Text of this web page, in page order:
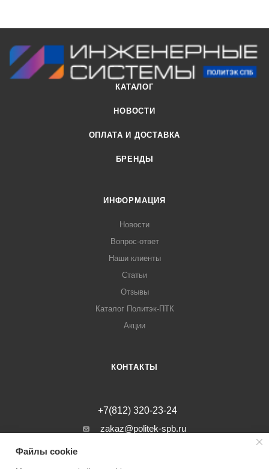
КАТАЛОГ
НОВОСТИ
ОПЛАТА И ДОСТАВКА
БРЕНДЫ
ИНФОРМАЦИЯ
Новости
Вопрос-ответ
Наши клиенты
Статьи
Отзывы
Каталог Политэк-ПТК
Акции
КОНТАКТЫ
+7(812) 320-23-24
zakaz@politek-spb.ru
г. Санкт-Петербург, Минеральная ул, д.
Файлы cookie